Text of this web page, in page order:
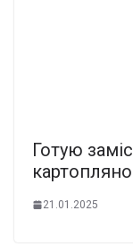
Готую
21.01.2025